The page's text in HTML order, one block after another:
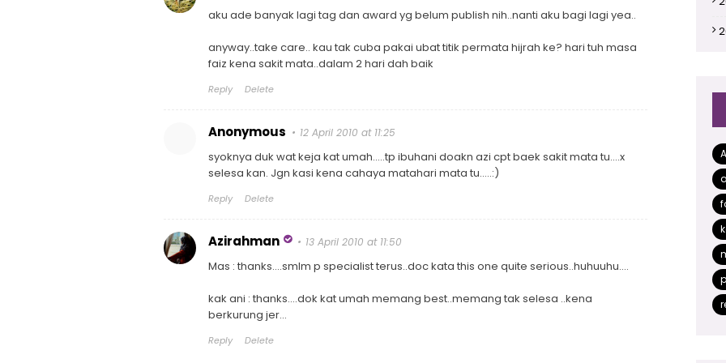
aku ade banyak lagi tag dan award yg belum publish nih..nanti aku bagi lagi yea..
anyway..take care.. kau tak cuba pakai ubat titik permata hijrah ke? hari tuh masa
faiz kena sakit mata..dalam 2 hari dah baik
Reply Delete
Anonymous 12 April 2010 at 11:25
syoknya duk wat keja kat umah.....tp ibuhani doakn azi cpt baek sakit mata tu....x
selesa kan. Jgn kasi kena cahaya matahari mata tu.....:)
Reply Delete
Azirahman 13 April 2010 at 11:50
Mas : thanks....smlm p specialist terus..doc kata this one quite serious..huhuuhu....
kak ani : thanks....dok kat umah memang best..memang tak selesa ..kena
berkurung jer...
Reply Delete